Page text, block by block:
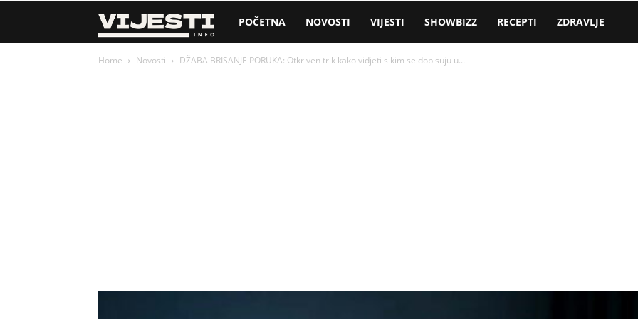
Vijesti
POČETNA NOVOSTI VIJESTI SHOWBIZZ RECEPTI ZDRAVLJE
Home Novosti DŽABA BRISANJE PORUKA: Otkriven trik kako vidjeti s kim se dopisuju u...